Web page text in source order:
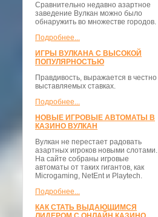
Сравнительно недавно азартное
заведение Вулкан можно было
обнаружить во множестве городов.
Подробнее...
ИГРЫ ВУЛКАНА С ВЫСОКОЙ
ПОПУЛЯРНОСТЬЮ
Правдивость, выражается в честно
выставляемых ставках.
Подробнее...
НОВЫЕ ИГРОВЫЕ АВТОМАТЫ В
КАЗИНО ВУЛКАН
Вулкан не перестает радовать
азартных игроков новыми слотами.
На сайте собраны игровые
автоматы от таких гигантов, как
Microgaming, NetEnt и Playtech.
Подробнее...
КАК СТАТЬ ВЫДАЮЩИМСЯ